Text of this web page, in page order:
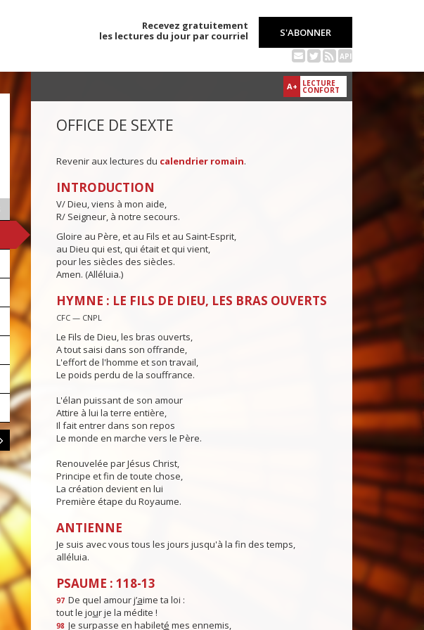
Recevez gratuitement
les lectures du jour par courriel
S'ABONNER
API
A+ LECTURE
CONFORT
OFFICE DE SEXTE
Revenir aux lectures du calendrier romain.
INTRODUCTION
V/ Dieu, viens à mon aide,
R/ Seigneur, à notre secours.
Gloire au Père, et au Fils et au Saint-Esprit,
au Dieu qui est, qui était et qui vient,
pour les siècles des siècles.
Amen. (Alléluia.)
HYMNE : LE FILS DE DIEU, LES BRAS OUVERTS
CFC — CNPL
Le Fils de Dieu, les bras ouverts,
A tout saisi dans son offrande,
L'effort de l'homme et son travail,
Le poids perdu de la souffrance.
L'élan puissant de son amour
Attire à lui la terre entière,
Il fait entrer dans son repos
Le monde en marche vers le Père.
Renouvelée par Jésus Christ,
Principe et fin de toute chose,
La création devient en lui
Première étape du Royaume.
ANTIENNE
Je suis avec vous tous les jours jusqu'à la fin des temps,
alléluia.
PSAUME : 118-13
97 De quel amour j’aime ta loi :
tout le jour je la médite !
98 Je surpasse en habileté mes ennemis,